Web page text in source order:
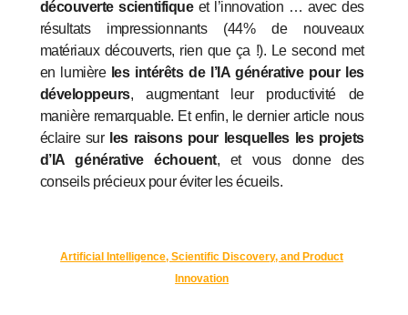
découverte scientifiqueet l’innovation … avec des
résultats impressionnants (44% de nouveaux
matériaux découverts, rien que ça !). Le second met
en lumière les intérêts de l’IA générative pour les
développeurs, augmentant leur productivité de
manière remarquable. Et enfin, le dernier article nous
éclaire sur les raisons pour lesquelles les projets
d’IA générative échouent, et vous donne des
conseils précieux pour éviter les écueils.
Artificial Intelligence, Scientific Discovery, and Product
Innovation